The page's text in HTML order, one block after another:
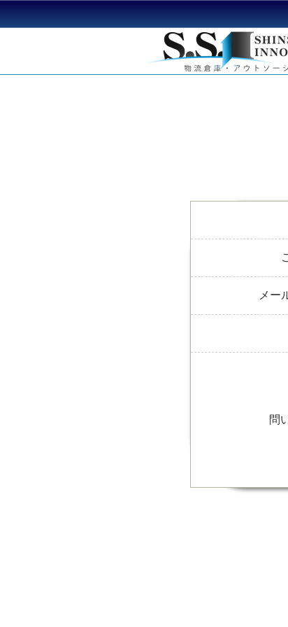
メー
問